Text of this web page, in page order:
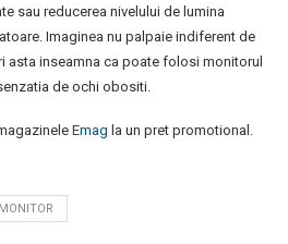
sau reducerea nivelului de lumina
Imaginea nu palpaie indiferent de
asta inseamna ca poate folosi monitorul
de ochi obositi.
Emag la un pret promotional.
MONITOR